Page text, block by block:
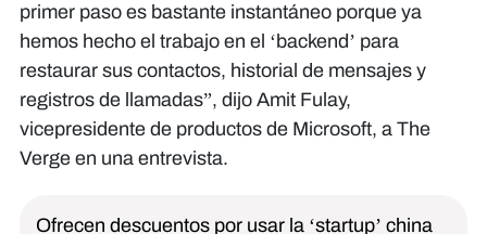
primer paso es bastante instantáneo porque ya
hemos hecho el trabajo en el ‘backend’ para
restaurar sus contactos, historial de mensajes y
registros de llamadas”, dijo Amit Fulay,
vicepresidente de productos de Microsoft, a The
Verge en una entrevista.
Ofrecen descuentos por usar la ‘startup’ china